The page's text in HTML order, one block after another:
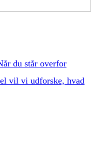
du står overfor
vil vi udforske, hvad